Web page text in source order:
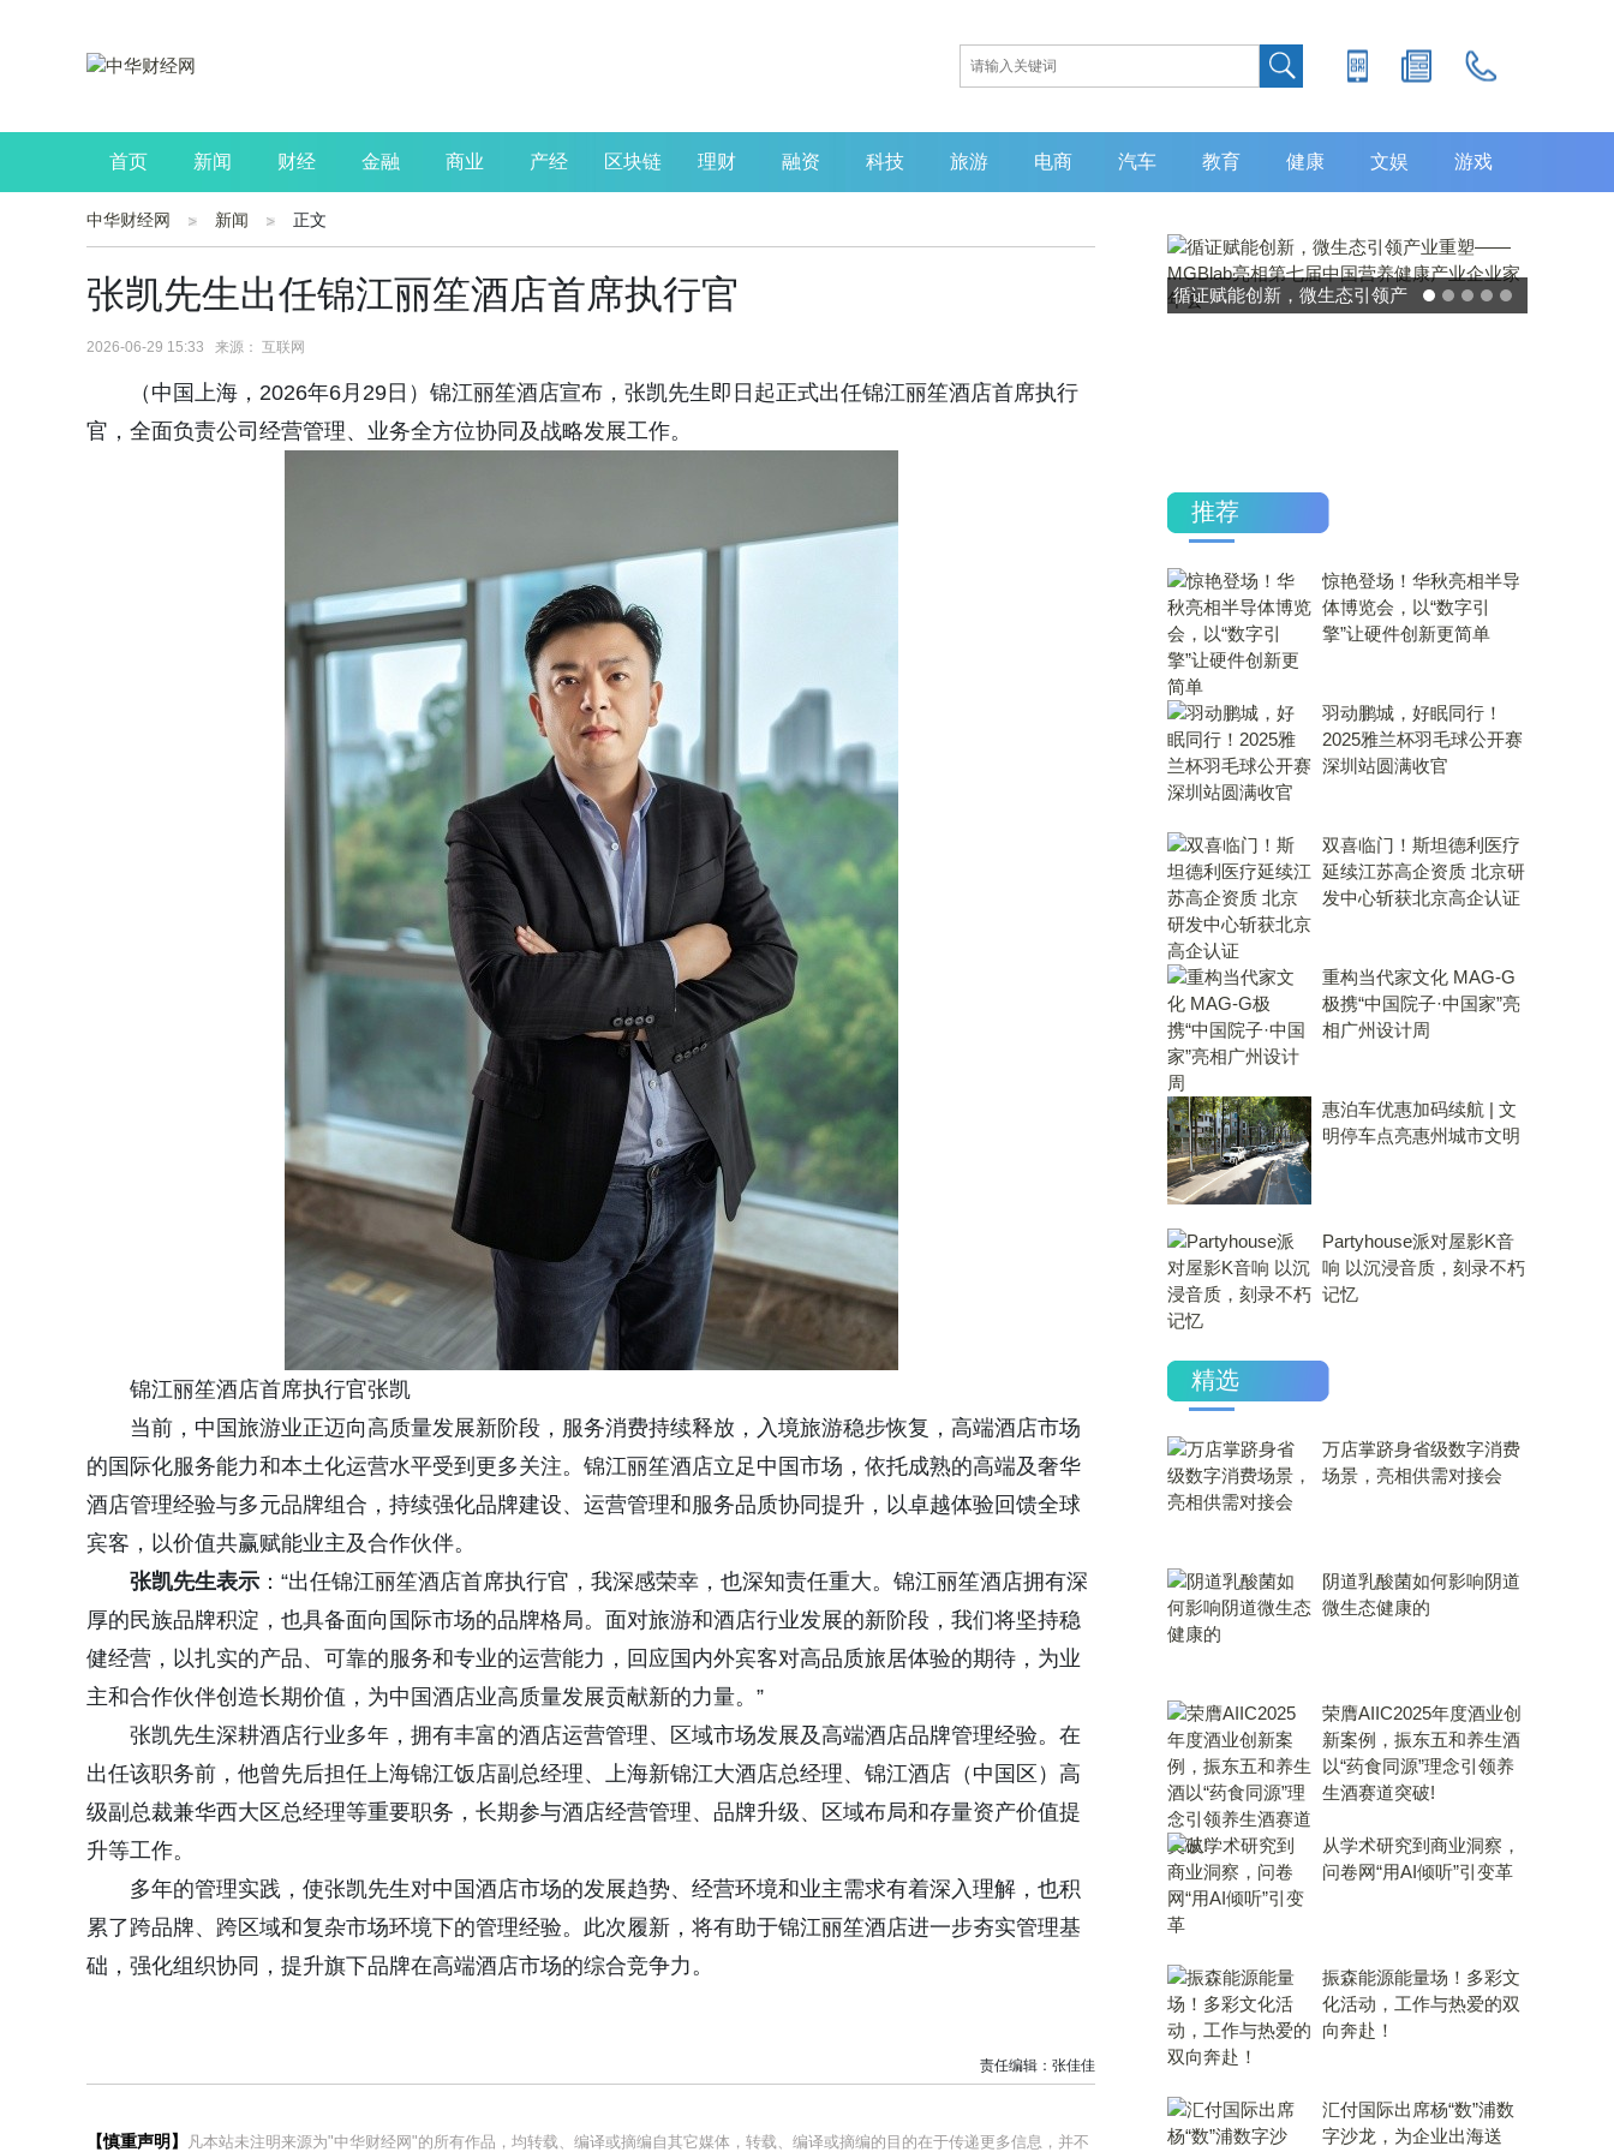
首页 新闻 财经 金融 商业 产经 区块链 理财 融资 科技 旅游 电商 汽车 教育 健康 文娱 游戏
公司 生活 读书
中华财经网 新闻 正文
张凯先生出任锦江丽笙酒店首席执行官
2026-06-29 15:33 来源： 互联网
（中国上海，2026年6月29日）锦江丽笙酒店宣布，张凯先生即日起正式出任锦江丽笙酒店首席执行
官，全面负责公司经营管理、业务全方位协同及战略发展工作。
锦江丽笙酒店首席执行官张凯
当前，中国旅游业正迈向高质量发展新阶段，服务消费持续释放，入境旅游稳步恢复，高端酒店市场
的国际化服务能力和本土化运营水平受到更多关注。锦江丽笙酒店立足中国市场，依托成熟的高端及奢华
酒店管理经验与多元品牌组合，持续强化品牌建设、运营管理和服务品质协同提升，以卓越体验回馈全球
宾客，以价值共赢赋能业主及合作伙伴。
张凯先生表示 ：“出任锦江丽笙酒店首席执行官，我深感荣幸，也深知责任重大。锦江丽笙酒店拥有深
厚的民族品牌积淀，也具备面向国际市场的品牌格局。面对旅游和酒店行业发展的新阶段，我们将坚持稳
健经营，以扎实的产品、可靠的服务和专业的运营能力，回应国内外宾客对高品质旅居体验的期待，为业
主和合作伙伴创造长期价值，为中国酒店业高质量发展贡献新的力量。”
张凯先生深耕酒店行业多年，拥有丰富的酒店运营管理、区域市场发展及高端酒店品牌管理经验。在
出任该职务前，他曾先后担任上海锦江饭店副总经理、上海新锦江大酒店总经理、锦江酒店（中国区）高
级副总裁兼华西大区总经理等重要职务，长期参与酒店经营管理、品牌升级、区域布局和存量资产价值提
升等工作。
多年的管理实践，使张凯先生对中国酒店市场的发展趋势、经营环境和业主需求有着深入理解，也积
累了跨品牌、跨区域和复杂市场环境下的管理经验。此次履新，将有助于锦江丽笙酒店进一步夯实管理基
础，强化组织协同，提升旗下品牌在高端酒店市场的综合竞争力。
责任编辑：张佳佳
【慎重声明】 凡本站未注明来源为"中华财经网"的所有作品，均转载、编译或摘编自其它媒体，转载、编译或摘编的目的在于传递更多信息，并不
循证赋能创新，微生态引领产
推荐
惊艳登场！华秋亮相半导
体博览会，以“数字引
擎”让硬件创新更简单
羽动鹏城，好眠同行！
2025雅兰杯羽毛球公开赛
深圳站圆满收官
双喜临门！斯坦德利医疗
延续江苏高企资质 北京研
发中心斩获北京高企认证
重构当代家文化 MAG-G
极携“中国院子·中国家”亮
相广州设计周
惠泊车优惠加码续航 | 文
明停车点亮惠州城市文明
Partyhouse派对屋影K音
响 以沉浸音质，刻录不朽
记忆
精选
万店掌跻身省级数字消费
场景，亮相供需对接会
​阴道乳酸菌如何影响阴道
微生态健康的
荣膺AIIC2025年度酒业创
新案例，振东五和养生酒
以“药食同源”理念引领养
生酒赛道突破!
从学术研究到商业洞察，
问卷网“用AI倾听”引变革
振森能源能量场！多彩文
化活动，工作与热爱的双
向奔赴！
汇付国际出席杨“数”浦数
字沙龙，为企业出海送